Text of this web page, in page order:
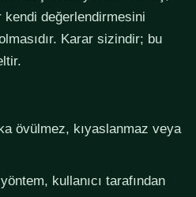
değerlendirmesini
Karar sizindir; bu
övülmez, kıyaslanmaz veya
kullanıcı tarafından